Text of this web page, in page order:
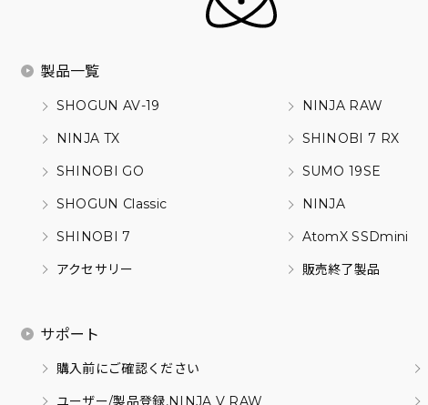
製品一覧
SHOGUN AV-19 NINJA RAW
NINJA TX
SHINOBI 7 RX
SHINOBI GO
SUMO 19SE
SHOGUN Classic
NINJA
SHINOBI 7
AtomX SSDmini
アクセサリー
販売終了製品
サポート
購入前にご確認ください